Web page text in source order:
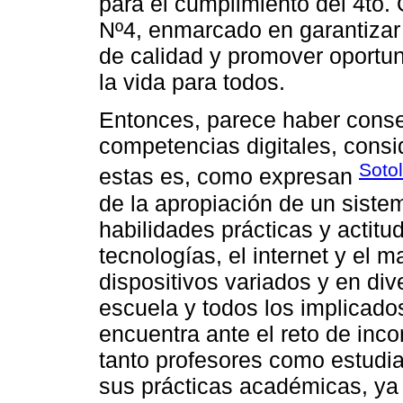
Nº4, enmarcado en
de calidad y promover
la vida para todos.
Entonces, parece haber
competencias digitales,
estas es, como expresan
de la apropiación de un
habilidades prácticas y
tecnologías, el internet y el
dispositivos variados y en
escuela y todos los
encuentra ante el reto de
tanto profesores como
sus prácticas académicas,